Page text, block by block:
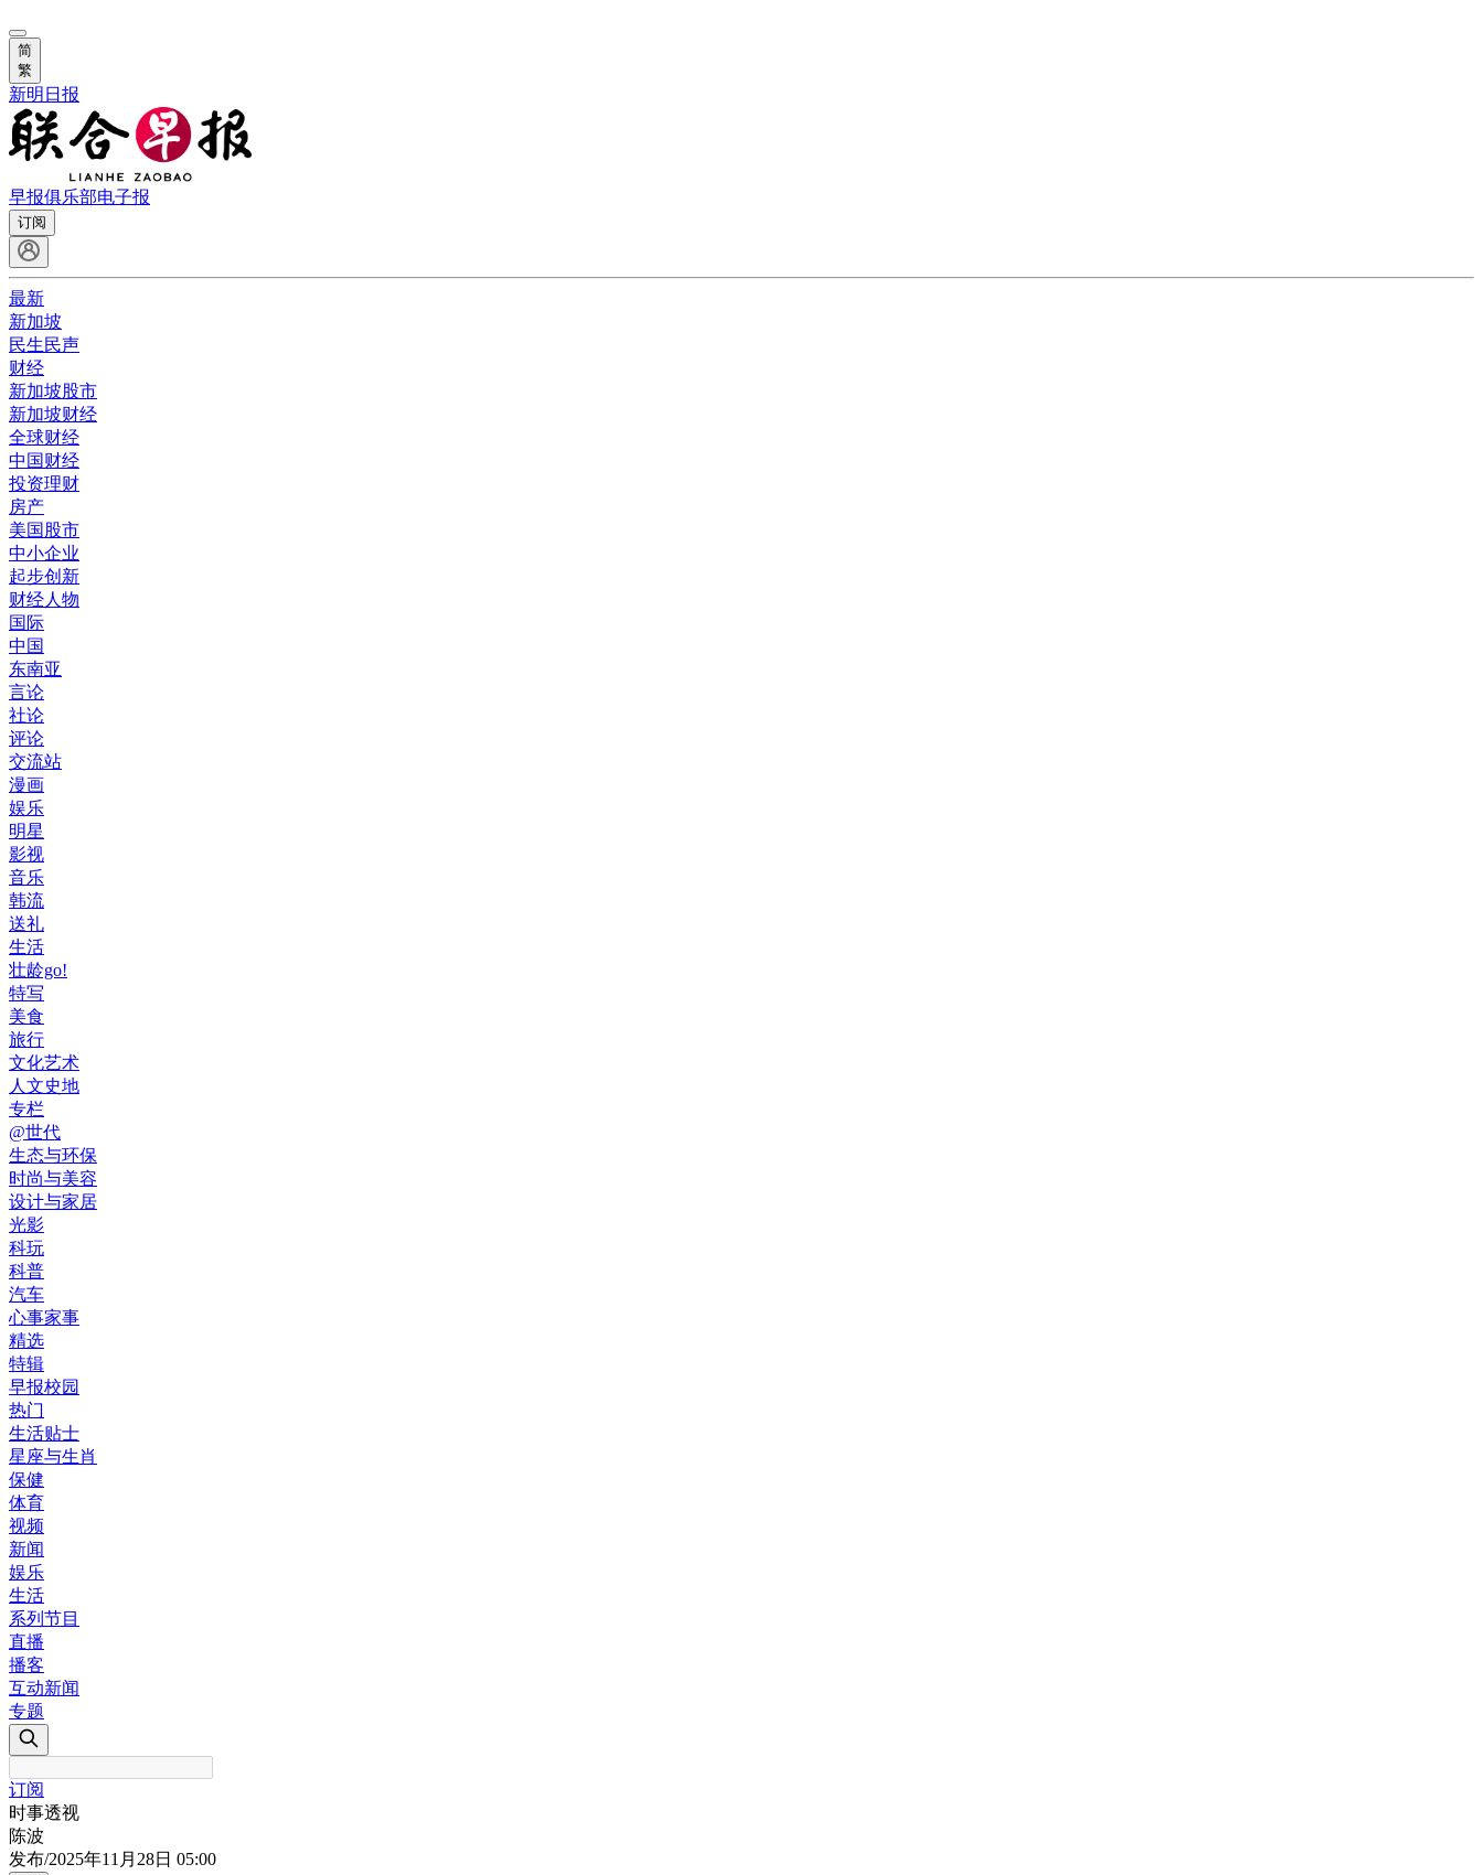
简
繁
新明日报
早报俱乐部电子报
订阅
最新
新加坡
民生民声
财经
新加坡股市
新加坡财经
全球财经
中国财经
投资理财
房产
美国股市
中小企业
起步创新
财经人物
国际
中国
东南亚
言论
社论
评论
交流站
漫画
娱乐
明星
影视
音乐
韩流
送礼
生活
壮龄go!
特写
美食
旅行
文化艺术
人文史地
专栏
@世代
生态与环保
时尚与美容
设计与家居
光影
科玩
科普
汽车
心事家事
精选
特辑
早报校园
热门
生活贴士
星座与生肖
保健
体育
视频
新闻
娱乐
生活
系列节目
直播
播客
互动新闻
专题
订阅
时事透视
陈波
发布/2025年11月28日 05:00